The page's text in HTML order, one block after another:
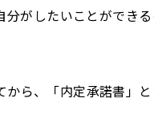
分がしたいことができ
から、「内定承諾書」